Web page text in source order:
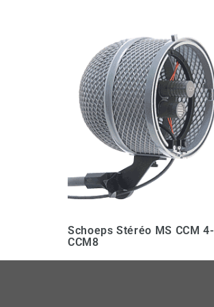
Schoeps Stéréo MS CCM 4-
CCM8